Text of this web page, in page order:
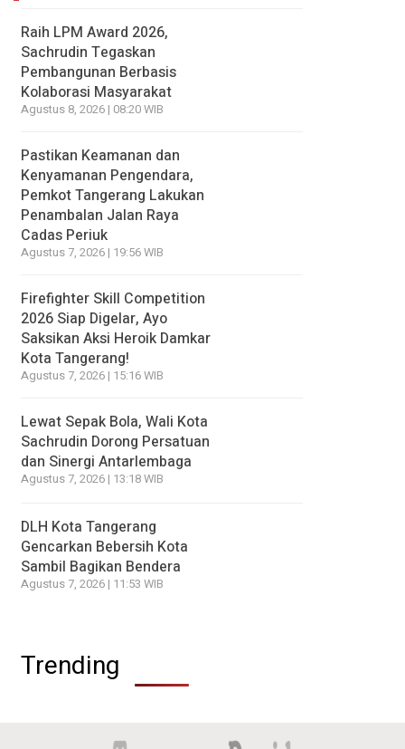
Raih LPM Award 2026,
Sachrudin Tegaskan
Pembangunan Berbasis
Kolaborasi Masyarakat
Agustus 8, 2026 | 08:20 WIB
Pastikan Keamanan dan
Kenyamanan Pengendara,
Pemkot Tangerang Lakukan
Penambalan Jalan Raya
Cadas Periuk
Agustus 7, 2026 | 19:56 WIB
Firefighter Skill Competition
2026 Siap Digelar, Ayo
Saksikan Aksi Heroik Damkar
Kota Tangerang!
Agustus 7, 2026 | 15:16 WIB
Lewat Sepak Bola, Wali Kota
Sachrudin Dorong Persatuan
dan Sinergi Antarlembaga
Agustus 7, 2026 | 13:18 WIB
DLH Kota Tangerang
Gencarkan Bebersih Kota
Sambil Bagikan Bendera
Agustus 7, 2026 | 11:53 WIB
Trending